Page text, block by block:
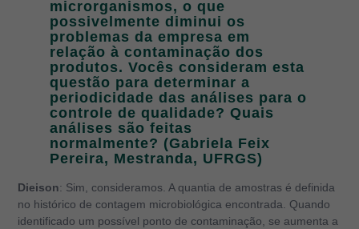
microrganismos, o que
possivelmente diminui os
problemas da empresa em
relação à contaminação dos
produtos. Vocês consideram esta
questão para determinar a
periodicidade das análises para o
controle de qualidade? Quais
análises são feitas
normalmente? (Gabriela Feix
Pereira, Mestranda, UFRGS)
Dieison: Sim, consideramos. A quantia de amostras é definida
no histórico de contagem microbiológica encontrada. Quando
identificado um possível ponto de contaminação, se aumenta a